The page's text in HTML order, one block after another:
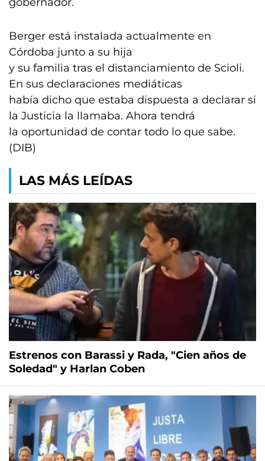
Berger está instalada actualmente en
Córdoba junto a su hija
y su familia tras el distanciamiento de Scioli.
En sus declaraciones mediáticas
había dicho que estaba dispuesta a declarar si
la Justicia la llamaba. Ahora tendrá
la oportunidad de contar todo lo que sabe.
(DIB)
LAS MÁS LEÍDAS
Estrenos con Barassi y Rada, "Cien años de
Soledad" y Harlan Coben